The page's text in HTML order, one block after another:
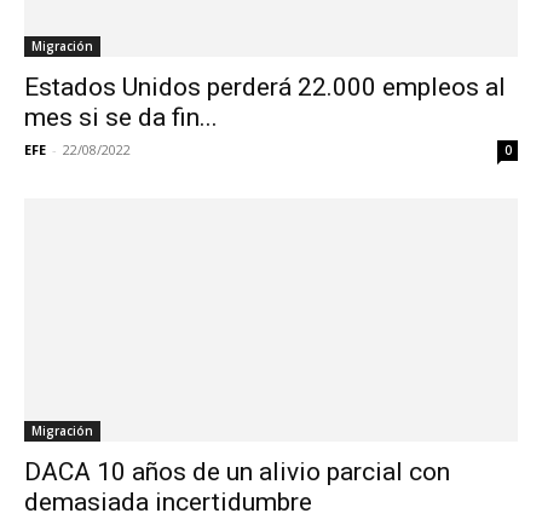
Migración
Estados Unidos perderá 22.000 empleos al
mes si se da fin...
EFE - 22/08/2022 0
Migración
DACA 10 años de un alivio parcial con
demasiada incertidumbre